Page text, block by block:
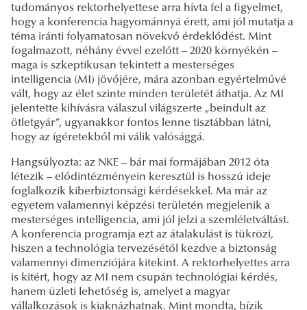
tudományos rektorhelyettese arra hívta fel a figyelmet,
hogy a konferencia hagyománnyá érett, ami jól mutatja a
téma iránti folyamatosan növekvő érdeklődést. Mint
fogalmazott, néhány évvel ezelőtt – 2020 környékén –
maga is szkeptikusan tekintett a mesterséges
intelligencia (MI) jövőjére, mára azonban egyértelművé
vált, hogy az élet szinte minden területét áthatja. Az MI
jelentette kihívásra válaszul világszerte „beindult az
ötletgyár”, ugyanakkor fontos lenne tisztábban látni,
hogy az ígéretekből mi válik valósággá.
Hangsúlyozta: az NKE – bár mai formájában 2012 óta
létezik – elődintézményein keresztül is hosszú ideje
foglalkozik kiberbiztonsági kérdésekkel. Ma már az
egyetem valamennyi képzési területén megjelenik a
mesterséges intelligencia, ami jól jelzi a szemléletváltást.
A konferencia programja ezt az átalakulást is tükrözi,
hiszen a technológia tervezésétől kezdve a biztonság
valamennyi dimenziójára kitekint. A rektorhelyettes arra
is kitért, hogy az MI nem csupán technológiai kérdés,
hanem üzleti lehetőség is, amelyet a magyar
vállalkozások is kiaknázhatnak. Mint mondta, bízik